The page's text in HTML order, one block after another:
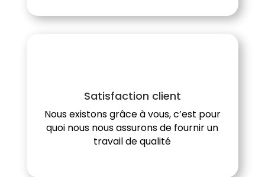
Satisfaction client
Nous existons grâce à vous, c’est pour
quoi nous nous assurons de fournir un
travail de qualité